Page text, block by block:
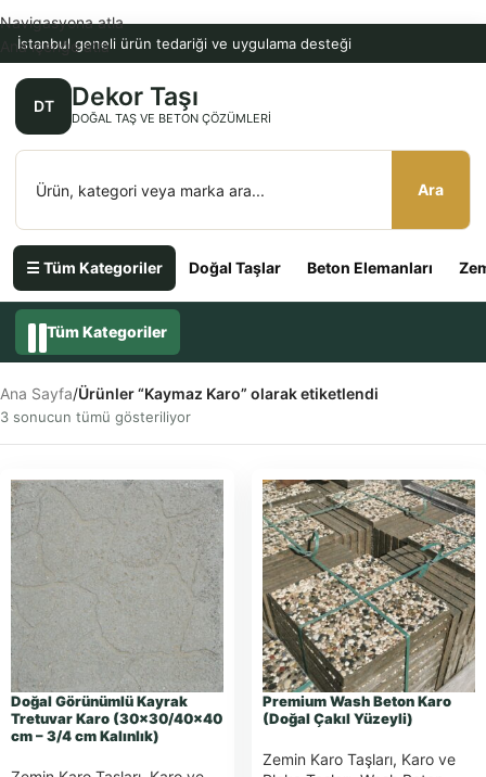
İstanbul geneli ürün tedariği ve uygulama desteği
DT Dekor Taşı
DOĞAL TAŞ VE BETON ÇÖZÜMLERI
Ara
☰ Tüm Kategoriler Doğal Taşlar Beton Elemanları
Navigasyona atla
Ana içeriğe atla
Tüm Kategoriler
Ana Sayfa/Ürünler “Kaymaz Karo” olarak etiketlendi
3 sonucun tümü gösteriliyor
Doğal Görünümlü Kayrak
Tretuvar Karo (30×30/40×40
cm – 3/4 cm Kalınlık)
Premium Wash Beton Karo
(Doğal Çakıl Yüzeyli)
Zemin Karo Taşları, Karo ve